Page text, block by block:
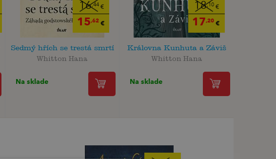
16,44€
15,62€
Sedmý hřích se trestá smrtí
Whitton Hana
Na sklade
18,10 €
17,20 €
Královna Kunhuta a Záviš
Whitton Hana
Na sklade